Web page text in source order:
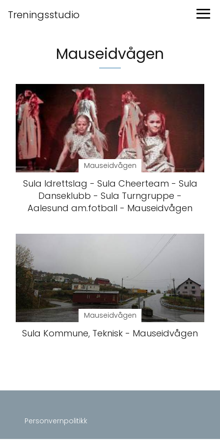
Treningsstudio
Mauseidvågen
Mauseidvågen
Sula Idrettslag - Sula Cheerteam - Sula
Danseklubb - Sula Turngruppe -
Aalesund am.fotball - Mauseidvågen
Mauseidvågen
Sula Kommune, Teknisk - Mauseidvågen
Personvernpolitikk